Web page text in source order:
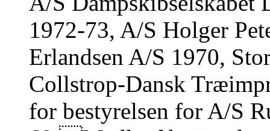
1972-73, A/S Holger
Erlandsen A/S 1970,
Collstrop-Dansk
for bestyrelsen for A/S